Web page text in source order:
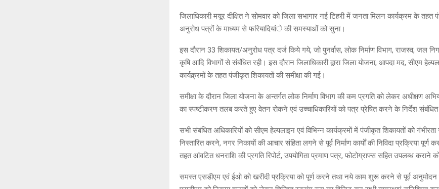
जिलाधिकारी मयूर दीक्षित ने सोमवार को जिला सभागार नई टिहरी में जनता मिलन कार्यक्रम के
अनुरोध पत्रों के माध्यम से फरियादियांे की समस्याओं को सुना।
इस दौरान 33 शिकायत/अनुरोध पत्र दर्ज किये गये, जो पुनर्वास, लोक निर्माण विभाग, राजस्व, जल
कृषि आदि विभागों से संबंधित रही। इस दौरान जिलाधिकारी द्वारा जिला योजना, आपदा मद, सीएम
कार्यक्र्रमों के तहत पंजीकृत शिकायतों की समीक्षा की गई।
समीक्षा के दौरान जिला योजना के अन्तर्गत लोक निर्माण विभाग की कम प्रगति को लेकर अधीक्षण
का स्पष्टीकरण तलब करते हुए वेतन रोकने एवं उच्चाधिकारियों को पत्र प्रेषित करने के निर्देश
सभी संबंधित अधिकारियों को सीएम हेल्पलाइन एवं विभिन्न कार्यक्रमों में पंजीकृत शिकायतों को
निस्तारित करने, नगर निकायों की आचार संहिता लगने से पूर्व निर्माण कार्यों की निविदा प्रक्रिया
तहत आंवटित धनराशि की प्रगति रिपोर्ट, उपयोगिता प्रमाण पत्र, फोटोग्राफ्स सहित उपलब्ध कराने
समस्त एसडीएम एवं ईओ को खरीदी प्रक्रिया को पूर्ण करने तथा नये काम शुरू करने से पूर्व